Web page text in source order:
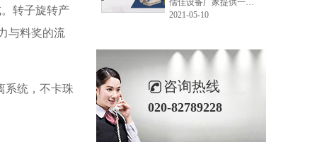
转子旋转产
与料奖的流
系统，不卡珠
儒佳设备厂家提供一种无尘投料分散研磨设备生产线（简称：无尘投料系统IDS在线分散机）可运用于氧化铝、氮化铝、氮化硅、碳化硅、碳化硼、氮化硼......
2021-05-10
咨询热线
020-82789228